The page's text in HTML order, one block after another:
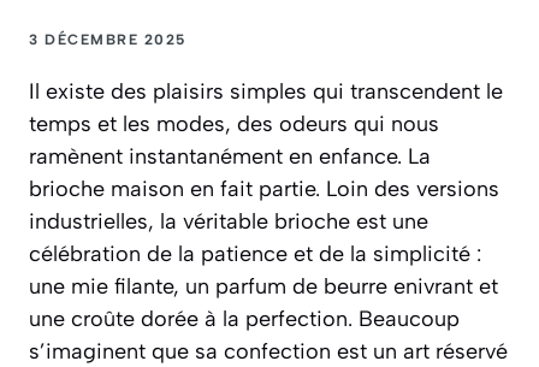
3 DÉCEMBRE 2025
Il existe des plaisirs simples qui transcendent le
temps et les modes, des odeurs qui nous
ramènent instantanément en enfance. La
brioche maison en fait partie. Loin des versions
industrielles, la véritable brioche est une
célébration de la patience et de la simplicité :
une mie filante, un parfum de beurre enivrant et
une croûte dorée à la perfection. Beaucoup
s’imaginent que sa confection est un art réservé